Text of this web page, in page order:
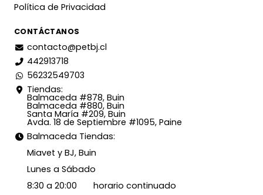
Política de Privacidad
CONTÁCTANOS
contacto@petbj.cl
442913718
56232549703
Tiendas:
Balmaceda #878, Buin
Balmaceda #880, Buin
Santa María #209, Buin
Avda. 18 de Septiembre #1095, Paine
Balmaceda Tiendas:
Miavet y BJ, Buin
Lunes a Sábado
8:30 a 20:00 horario continuado